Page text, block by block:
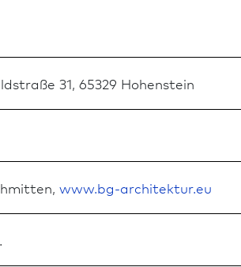
31, 65329 Hohenstein
www.bg-architektur.eu